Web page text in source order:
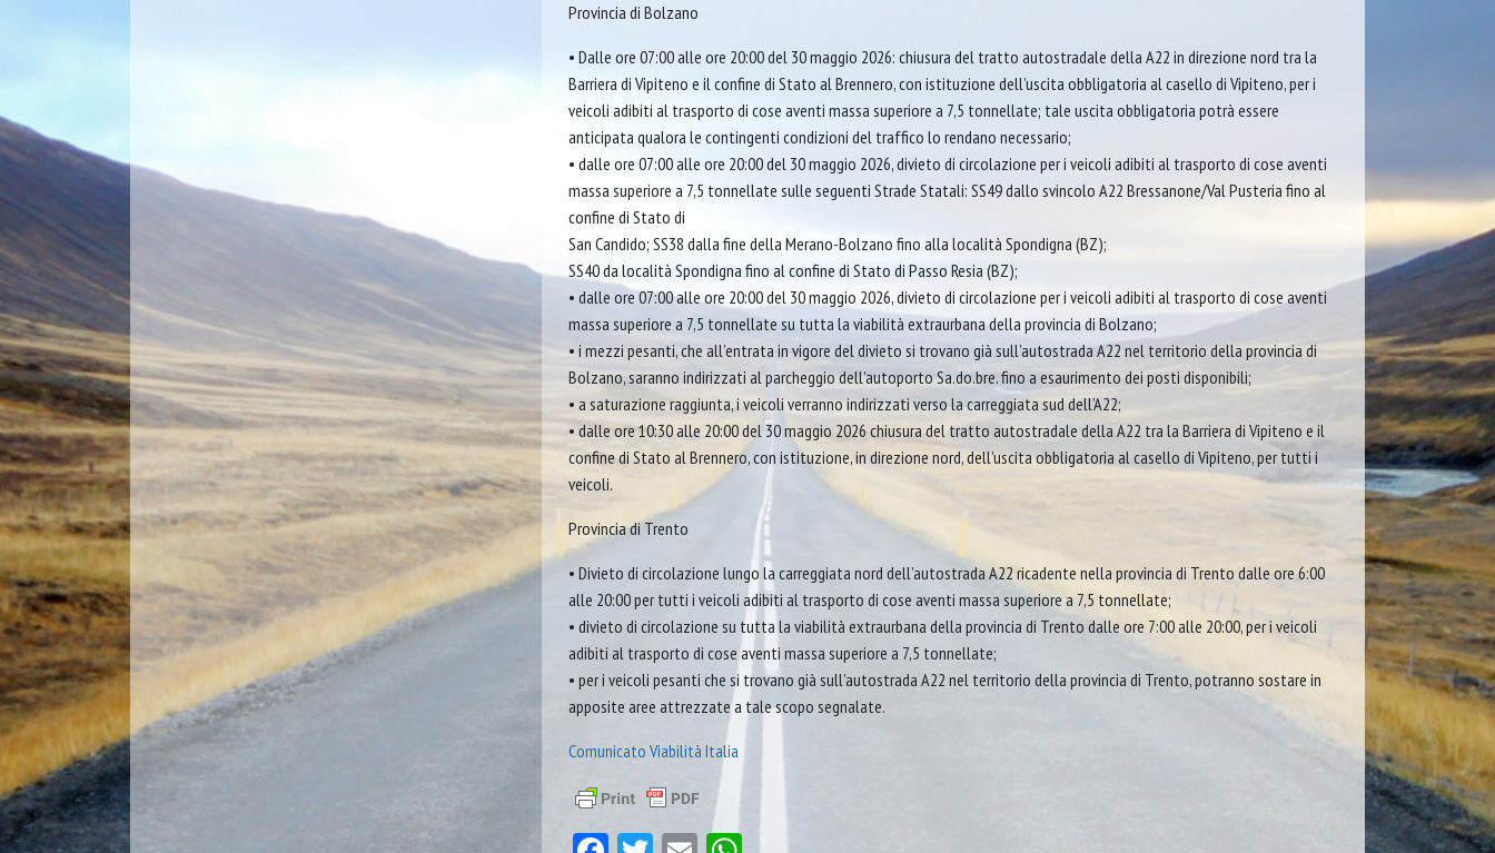
Provincia di Bolzano
• Dalle ore 07:00 alle ore 20:00 del 30 maggio 2026: chiusura del tratto autostradale della A22 in direzione nord tra la
Barriera di Vipiteno e il confine di Stato al Brennero, con istituzione dell’uscita obbligatoria al casello di Vipiteno, per i
veicoli adibiti al trasporto di cose aventi massa superiore a 7,5 tonnellate; tale uscita obbligatoria potrà essere
anticipata qualora le contingenti condizioni del traffico lo rendano necessario;
• dalle ore 07:00 alle ore 20:00 del 30 maggio 2026, divieto di circolazione per i veicoli adibiti al trasporto di cose aventi
massa superiore a 7,5 tonnellate sulle seguenti Strade Statali: SS49 dallo svincolo A22 Bressanone/Val Pusteria fino al
confine di Stato di
San Candido; SS38 dalla fine della Merano-Bolzano fino alla località Spondigna (BZ);
SS40 da località Spondigna fino al confine di Stato di Passo Resia (BZ);
• dalle ore 07:00 alle ore 20:00 del 30 maggio 2026, divieto di circolazione per i veicoli adibiti al trasporto di cose aventi
massa superiore a 7,5 tonnellate su tutta la viabilità extraurbana della provincia di Bolzano;
• i mezzi pesanti, che all’entrata in vigore del divieto si trovano già sull’autostrada A22 nel territorio della provincia di
Bolzano, saranno indirizzati al parcheggio dell’autoporto Sa.do.bre. fino a esaurimento dei posti disponibili;
• a saturazione raggiunta, i veicoli verranno indirizzati verso la carreggiata sud dell’A22;
• dalle ore 10:30 alle 20:00 del 30 maggio 2026 chiusura del tratto autostradale della A22 tra la Barriera di Vipiteno e il
confine di Stato al Brennero, con istituzione, in direzione nord, dell’uscita obbligatoria al casello di Vipiteno, per tutti i
veicoli.
Provincia di Trento
• Divieto di circolazione lungo la carreggiata nord dell’autostrada A22 ricadente nella provincia di Trento dalle ore 6:00
alle 20:00 per tutti i veicoli adibiti al trasporto di cose aventi massa superiore a 7,5 tonnellate;
• divieto di circolazione su tutta la viabilità extraurbana della provincia di Trento dalle ore 7:00 alle 20:00, per i veicoli
adibiti al trasporto di cose aventi massa superiore a 7,5 tonnellate;
• per i veicoli pesanti che si trovano già sull’autostrada A22 nel territorio della provincia di Trento, potranno sostare in
apposite aree attrezzate a tale scopo segnalate.
Comunicato Viabilità Italia